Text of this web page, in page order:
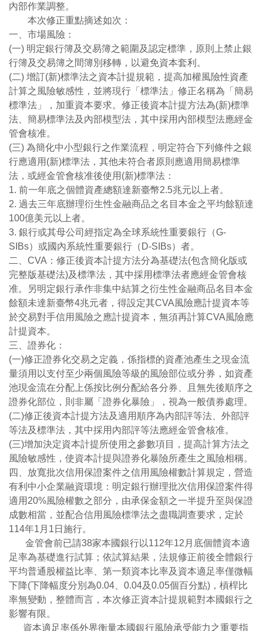
內部作業調整。
本次修正重點摘述如次：
一、市場風險：
(一) 明定銀行簿及交易簿之範圍及認定標準，原則上禁止銀
行簿及交易簿之間簿別移轉，以避免資本套利。
(二) 增訂(新)標準法之資本計提規範，提高加權風險性資產
計算之風險敏感性，並將現行「標準法」修正名稱為「簡易
標準法」，加重資本要求。修正後資本計提方法為(新)標準
法、簡易標準法及內部模型法，其中採用內部模型法應經金
管會核准。
(三) 為簡化中小型銀行之作業流程，明定符合下列條件之銀
行應適用(新)標準法，其他未符合者原則應適用簡易標準
法，或經金管會核准後使用(新)標準法：
1. 前一年底之個體資產總額達新臺幣2.5兆元以上者。
2. 過去三年底辦理衍生性金融商品之名目本金之平均餘額達
100億美元以上者。
3. 銀行或其母公司經指定為全球系統性重要銀行（G-
SIBs）或國內系統性重要銀行（D-SIBs）者。
二、CVA：修正後資本計提方法分為基礎法(包含簡化版或
完整版基礎法)及標準法，其中採用標準法者應經金管會核
准。另明定銀行承作非集中結算之衍生性金融商品名目本金
餘額未達新臺幣4兆元者，得設定其CVA風險應計提資本等
於交易對手信用風險之應計提資本，無須再計算CVA風險應
計提資本。
三、證券化：
(一)修正證券化交易之定義，係指標的資產池產生之現金流
量須用以支付至少兩個風險等級的風險部位或分券，如資產
池現金流在分配上係按比例分配給各分券、且無先後順序之
證券化部位，則非屬「證券化暴險」，視為一般債券處理。
(二)修正後資本計提方法及適用順序為內部評等法、外部評
等法及標準法，其中採用內部評等法應經金管會核准。
(三)增加決定資本計提所使用之參數項目，提高計算方法之
風險敏感性，使資本計提與證券化暴險所產生之風險相稱。
四、放寬批次信用保證案件之信用風險權數計算規定，營造
有利中小企業融資環境：明定銀行辦理批次信用保證案件得
適用20%風險權數之部分，由承保金額之一半提升至與保證
成數相當，並配合信用風險標準法之盡職調查要求，定於
114年1月1日施行。
金管會前已請38家本國銀行以112年12月底個體資本適
足率為基礎進行試算；依試算結果，法規修正前後全體銀行
平均普通股權益比率、第一類資本比率及資本適足率僅微幅
下降(下降幅度分別為0.04、0.04及0.05個百分點)，槓桿比
率無變動，整體而言，本次修正資本計提規範對本國銀行之
影響有限。
資本適足率係外界衡量本國銀行風險承受能力之重要指